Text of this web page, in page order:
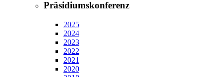
Präsidiumskonferenz
2025
2024
2023
2022
2021
2020